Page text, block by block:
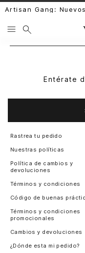
Artisan Gang:
Entérate
Rastrea tu pedido
Nuestras políticas
Política de cambios y
devoluciones
Términos y condiciones
Código de buenas
Términos y condiciones
promocionales
Cambios y devoluciones
¿Dónde esta mi pedido?